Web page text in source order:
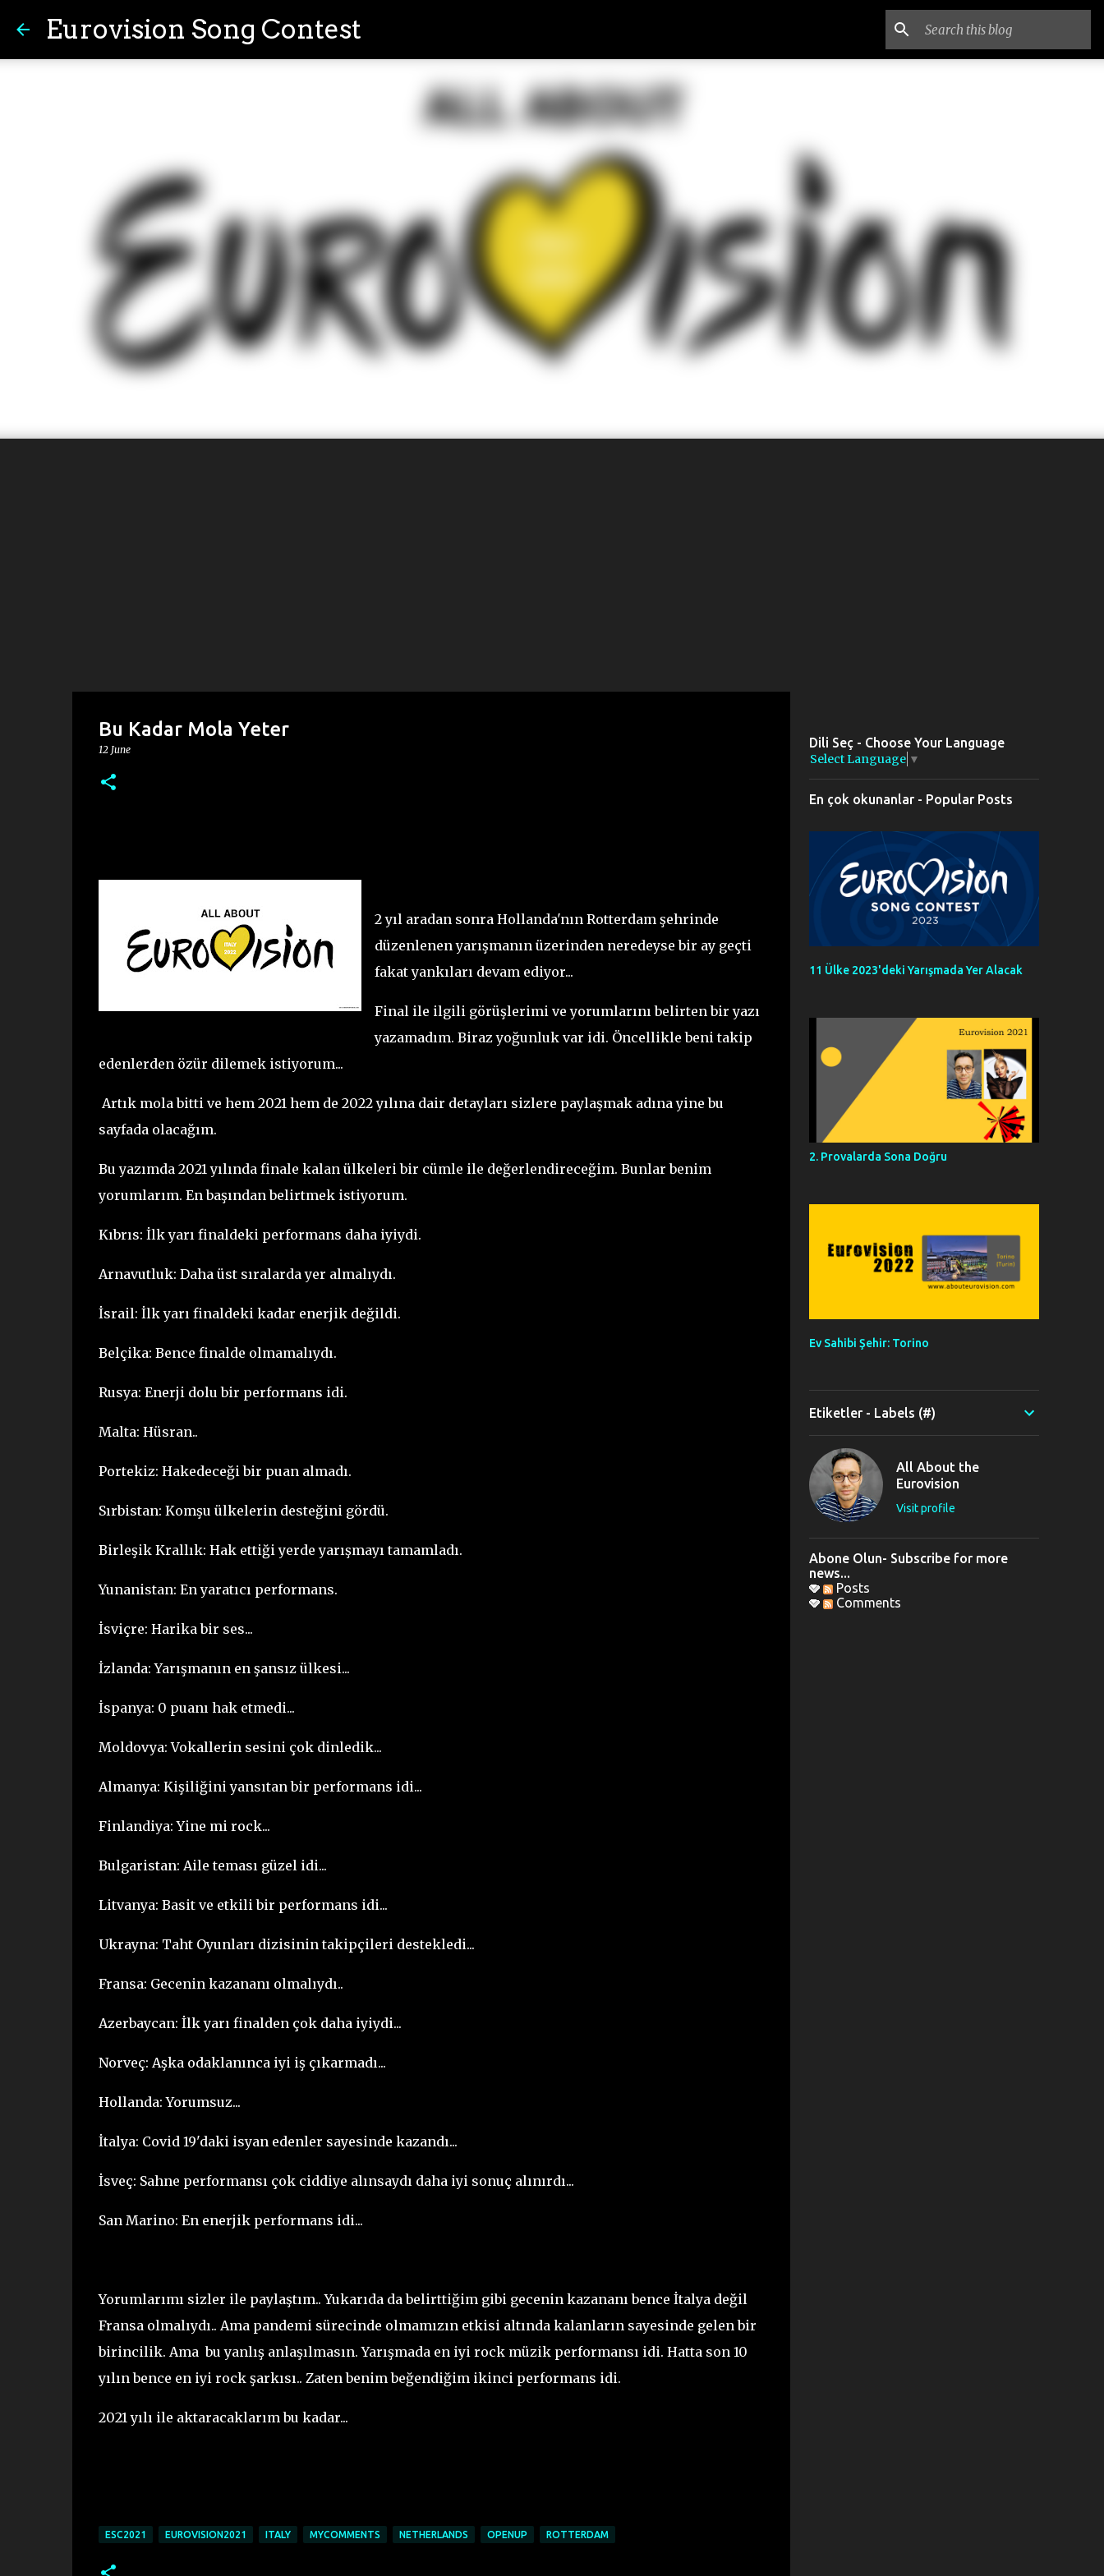
Eurovision Song Contest
Bu Kadar Mola Yeter
12 June
2 yıl aradan sonra Hollanda'nın Rotterdam şehrinde
düzenlenen yarışmanın üzerinden neredeyse bir ay geçti
fakat yankıları devam ediyor...
Final ile ilgili görüşlerimi ve yorumlarını belirten bir yazı
yazamadım. Biraz yoğunluk var idi. Öncellikle beni takip
edenlerden özür dilemek istiyorum...
Artık mola bitti ve hem 2021 hem de 2022 yılına dair detayları sizlere paylaşmak adına yine bu
sayfada olacağım.
Bu yazımda 2021 yılında finale kalan ülkeleri bir cümle ile değerlendireceğim. Bunlar benim
yorumlarım. En başından belirtmek istiyorum.
Kıbrıs: İlk yarı finaldeki performans daha iyiydi.
Arnavutluk: Daha üst sıralarda yer almalıydı.
İsrail: İlk yarı finaldeki kadar enerjik değildi.
Belçika: Bence finalde olmamalıydı.
Rusya: Enerji dolu bir performans idi.
Malta: Hüsran..
Portekiz: Hakedeceği bir puan almadı.
Sırbistan: Komşu ülkelerin desteğini gördü.
Birleşik Krallık: Hak ettiği yerde yarışmayı tamamladı.
Yunanistan: En yaratıcı performans.
İsviçre: Harika bir ses...
İzlanda: Yarışmanın en şansız ülkesi...
İspanya: 0 puanı hak etmedi...
Moldovya: Vokallerin sesini çok dinledik...
Almanya: Kişiliğini yansıtan bir performans idi...
Finlandiya: Yine mi rock...
Bulgaristan: Aile teması güzel idi...
Litvanya: Basit ve etkili bir performans idi...
Ukrayna: Taht Oyunları dizisinin takipçileri destekledi...
Fransa: Gecenin kazananı olmalıydı..
Azerbaycan: İlk yarı finalden çok daha iyiydi...
Norveç: Aşka odaklanınca iyi iş çıkarmadı...
Hollanda: Yorumsuz...
İtalya: Covid 19'daki isyan edenler sayesinde kazandı...
İsveç: Sahne performansı çok ciddiye alınsaydı daha iyi sonuç alınırdı...
San Marino: En enerjik performans idi...
Yorumlarımı sizler ile paylaştım.. Yukarıda da belirttiğim gibi gecenin kazananı bence İtalya değil
Fransa olmalıydı.. Ama pandemi sürecinde olmamızın etkisi altında kalanların sayesinde gelen bir
birincilik. Ama bu yanlış anlaşılmasın. Yarışmada en iyi rock müzik performansı idi. Hatta son 10
yılın bence en iyi rock şarkısı.. Zaten benim beğendiğim ikinci performans idi.
2021 yılı ile aktaracaklarım bu kadar...
ESC2021 EUROVISION2021 ITALY MYCOMMENTS NETHERLANDS OPENUP ROTTERDAM
Dili Seç - Choose Your Language
Select Language ▼
En çok okunanlar - Popular Posts
11 Ülke 2023'deki Yarışmada Yer Alacak
2. Provalarda Sona Doğru
Ev Sahibi Şehir: Torino
Etiketler - Labels (#)
All About the
Eurovision
Visit profile
Abone Olun- Subscribe for more
news...
Posts
Comments